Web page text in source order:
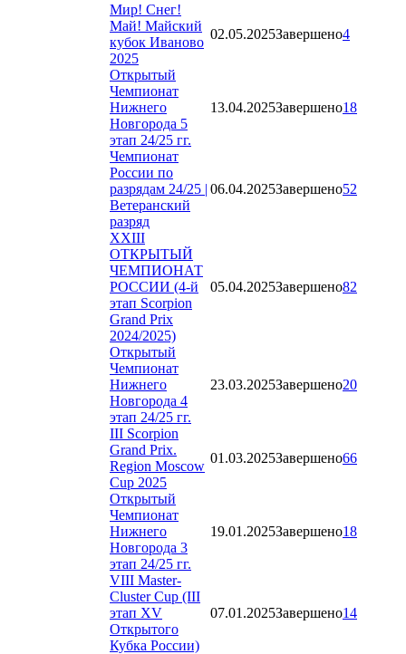
Мир! Снег!
Май! Майский
кубок Иваново
2025
02.05.2025Завершено4
Открытый
Чемпионат
Нижнего
Новгорода 5
этап 24/25 гг.
13.04.2025Завершено18
Чемпионат
России по
разрядам 24/25 |
Ветеранский
разряд
06.04.2025Завершено52
XXIII
ОТКРЫТЫЙ
ЧЕМПИОНАТ
РОССИИ (4-й
этап Scorpion
Grand Prix
2024/2025)
05.04.2025Завершено82
Открытый
Чемпионат
Нижнего
Новгорода 4
этап 24/25 гг.
23.03.2025Завершено20
III Scorpion
Grand Prix.
Region Moscow
Cup 2025
01.03.2025Завершено66
Открытый
Чемпионат
Нижнего
Новгорода 3
этап 24/25 гг.
19.01.2025Завершено18
VIII Master-
Cluster Cup (III
этап XV
Открытого
Кубка России)
07.01.2025Завершено14